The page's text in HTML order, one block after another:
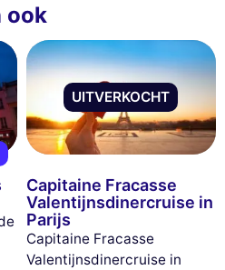
ook
UITVERKOCHT
Capitaine Fracasse
Valentijnsdinercruise in
Parijs
Capitaine Fracasse
Valentijnsdinercruise in